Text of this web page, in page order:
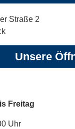
Straße 2
Unsere
Freitag
Uhr